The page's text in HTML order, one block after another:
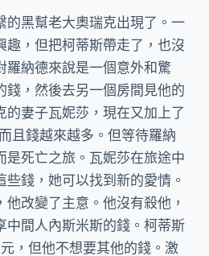
的黑幫老大奧瑞克出現了。一
趣，但把柯蒂斯帶走了，也沒
羅納德來說是一個意外和驚
錢，然後去另一個房間見他的
的妻子瓦妮莎，現在又加上了
且錢越來越多。但等待羅納
是死亡之旅。瓦妮莎在旅途中
些錢，她可以找到新的愛情。
改變了主意。他沒有殺他，
中間人內斯米斯的錢。柯蒂斯
，但他不想要其他的錢。激